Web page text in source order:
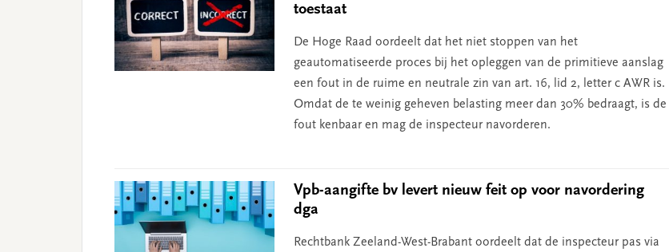
toestaat
De Hoge Raad oordeelt dat het niet stoppen van het
geautomatiseerde proces bij het opleggen van de primitieve aanslag
een fout in de ruime en neutrale zin van art. 16, lid 2, letter c AWR is.
Omdat de te weinig geheven belasting meer dan 30% bedraagt, is de
fout kenbaar en mag de inspecteur navorderen.
Vpb-aangifte bv levert nieuw feit op voor navordering
dga
Rechtbank Zeeland-West-Brabant oordeelt dat de inspecteur pas via